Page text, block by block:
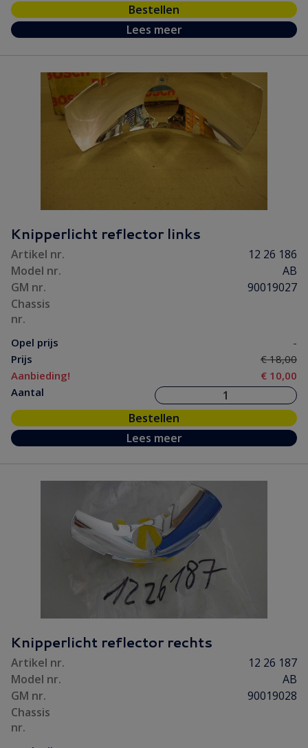
Bestellen
Lees meer
Knipperlicht reflector links
Artikel nr.
12 26 186
Model nr.
AB
GM nr.
90019027
Chassis
nr.
Opel prijs
-
Prijs
€ 18,00
Aanbieding!
€ 10,00
Aantal
Bestellen
Lees meer
Knipperlicht reflector rechts
Artikel nr.
12 26 187
Model nr.
AB
GM nr.
90019028
Chassis
nr.